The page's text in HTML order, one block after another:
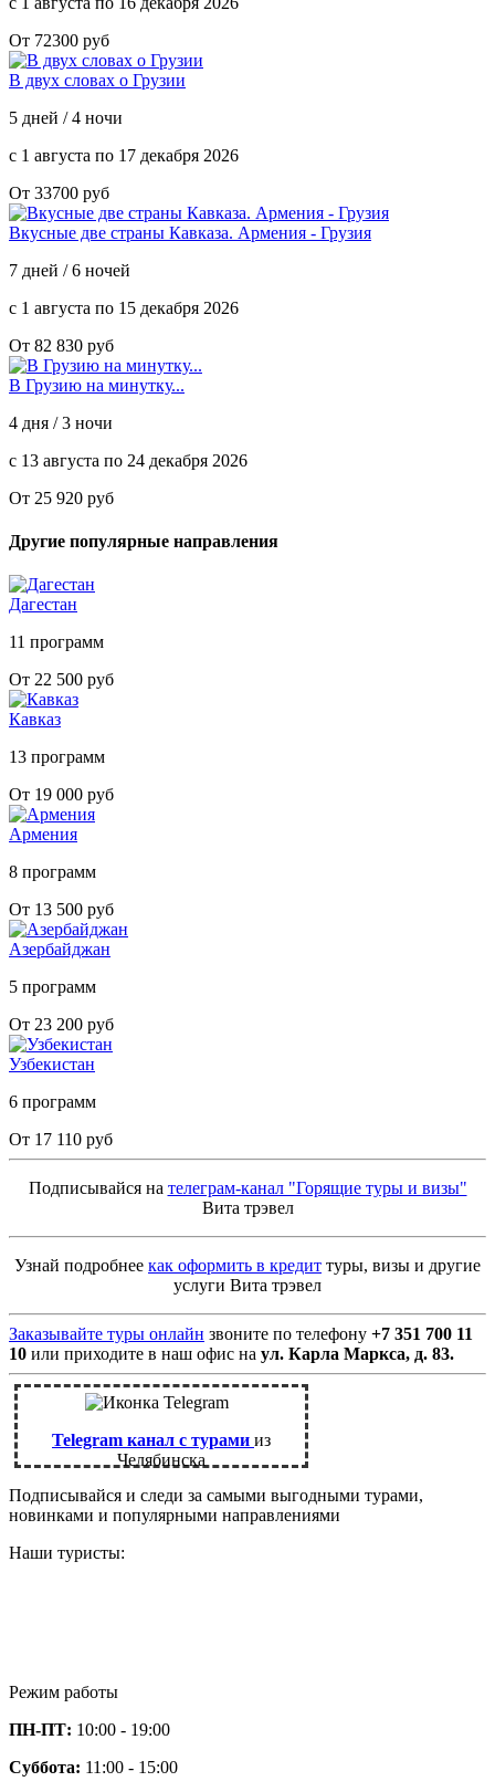
От 72300 руб
В двух словах о Грузии
5 дней / 4 ночи
с 1 августа по 17 декабря 2026
От 33700 руб
Вкусные две страны Кавказа. Армения - Грузия
7 дней / 6 ночей
с 1 августа по 15 декабря 2026
От 82 830 руб
В Грузию на минутку...
4 дня / 3 ночи
с 13 августа по 24 декабря 2026
От 25 920 руб
Другие популярные направления
Дагестан
11 программ
От 22 500 руб
Кавказ
13 программ
От 19 000 руб
Армения
8 программ
От 13 500 руб
Азербайджан
5 программ
От 23 200 руб
Узбекистан
6 программ
От 17 110 руб
Подписывайся на телеграм-канал "Горящие туры и визы"
Вита трэвел
Узнай подробнее как оформить в кредит туры, визы и другие
услуги Вита трэвел
Заказывайте туры онлайн звоните по телефону +7 351 700 11
10 или приходите в наш офис на ул. Карла Маркса, д. 83.
Telegram канал с турами из
Челябинска
Подписывайся и следи за самыми выгодными турами,
новинками и популярными направлениями
Наши туристы:
Режим работы
ПН-ПТ: 10:00 - 19:00
Суббота: 11:00 - 15:00